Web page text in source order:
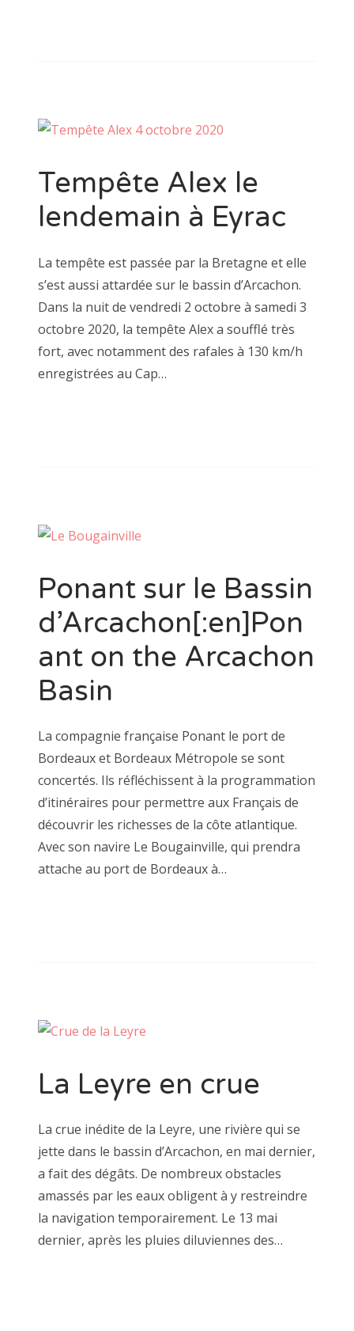
Tempête Alex le
lendemain à Eyrac
La tempête est passée par la Bretagne et elle
s’est aussi attardée sur le bassin d’Arcachon.
Dans la nuit de vendredi 2 octobre à samedi 3
octobre 2020, la tempête Alex a soufflé très
fort, avec notamment des rafales à 130 km/h
enregistrées au Cap…
Ponant sur le Bassin
d’Arcachon[:en]Pon
ant on the Arcachon
Basin
La compagnie française Ponant le port de
Bordeaux et Bordeaux Métropole se sont
concertés. Ils réfléchissent à la programmation
d’itinéraires pour permettre aux Français de
découvrir les richesses de la côte atlantique.
Avec son navire Le Bougainville, qui prendra
attache au port de Bordeaux à…
La Leyre en crue
La crue inédite de la Leyre, une rivière qui se
jette dans le bassin d’Arcachon, en mai dernier,
a fait des dégâts. De nombreux obstacles
amassés par les eaux obligent à y restreindre
la navigation temporairement. Le 13 mai
dernier, après les pluies diluviennes des…